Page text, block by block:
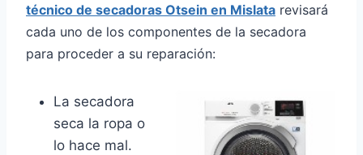
técnico de secadoras Otsein en Mislata revisará
cada uno de los componentes de la secadora
para proceder a su reparación:
La secadora
seca la ropa o
lo hace mal.